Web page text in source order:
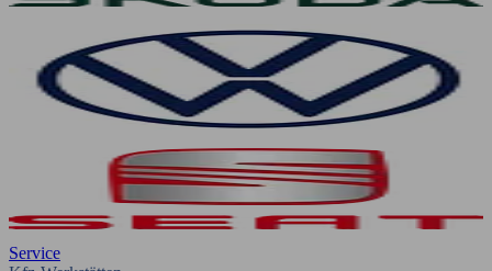
Service